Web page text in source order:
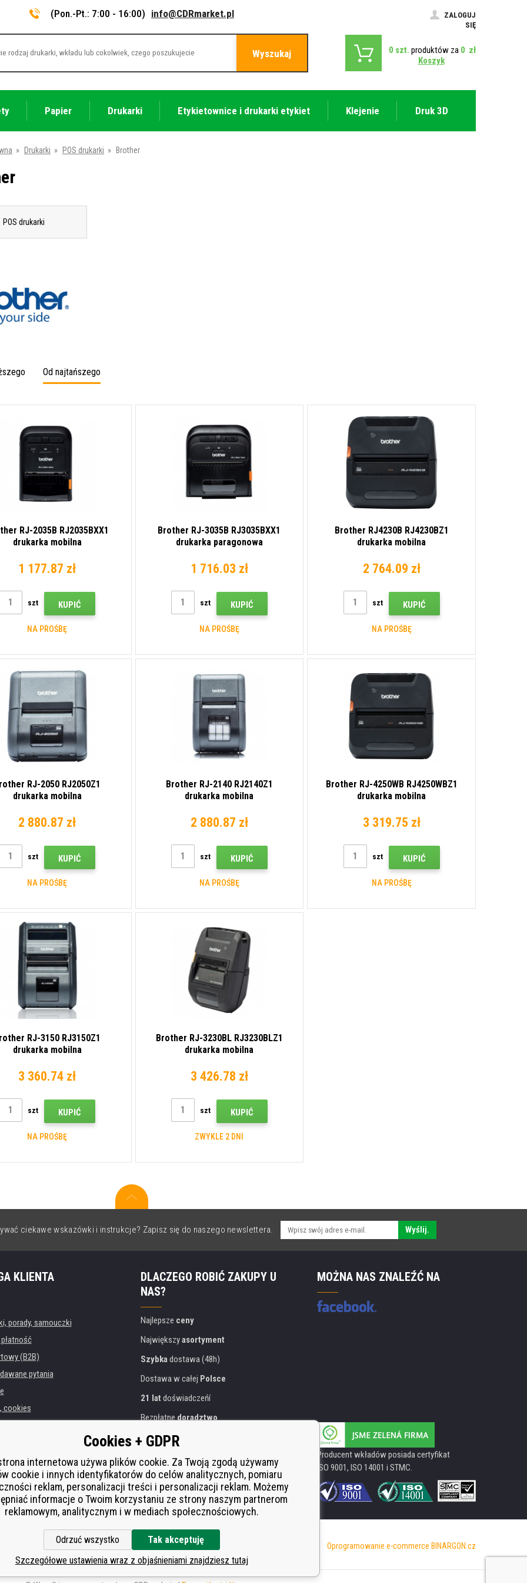
(Pon.-Pt.: 7:00 - 16:00) info@CDRmarket.pl
ZALOGUJ
SIĘ
Wyszukaj 0 szt. produktów za 0 zł
Koszyk
Papier Drukarki Etykietownice i drukarki etykiet Klejenie Druk 3D
» Drukarki » POS drukarki » Brother
POS drukarki
Od najtańszego
RJ-2035B RJ2035BXX1
drukarka mobilna
1 177.87 zł
szt KUPIĆ
NA PROŚBĘ
Brother RJ-3035B RJ3035BXX1
drukarka paragonowa
1 716.03 zł
szt KUPIĆ
NA PROŚBĘ
Brother RJ4230B RJ4230BZ1
drukarka mobilna
2 764.09 zł
szt KUPIĆ
NA PROŚBĘ
RJ-2050 RJ2050Z1
drukarka mobilna
2 880.87 zł
szt KUPIĆ
NA PROŚBĘ
Brother RJ-2140 RJ2140Z1
drukarka mobilna
2 880.87 zł
szt KUPIĆ
NA PROŚBĘ
Brother RJ-4250WB RJ4250WBZ1
drukarka mobilna
3 319.75 zł
szt KUPIĆ
NA PROŚBĘ
RJ-3150 RJ3150Z1
drukarka mobilna
3 360.74 zł
szt KUPIĆ
NA PROŚBĘ
Brother RJ-3230BL RJ3230BLZ1
drukarka mobilna
3 426.78 zł
szt KUPIĆ
ZWYKLE 2 DNI
ciekawe wskazówki i instrukcje? Zapisz się do naszego newslettera. Wyślij.
KLIENTA
porady, samouczki
(B2B)
pytania
cookies
zastępcza
od smlouvy
DLACZEGO ROBIĆ ZAKUPY U
NAS?
Najlepsze ceny
Największyasortyment
Szybkadostawa (48h)
Dostawa w całej Polsce
21 lat doświadczeńí
Bezpłatnedoradztwo
Przyjazne podejście
Złoty certyfikat
Heureka
Bezpiecznepłatności online
MOŻNA NAS ZNALEŹĆ NA
Producent wkładów posiada certyfikat
ISO 9001, ISO 14001 i STMC.
Oprogramowanie e-commerce BINARGON.cz
Cookies + GDPR
internetowa używa plików cookie. Za Twoją zgodą używamy
cookie i innych identyfikatorów do celów analitycznych, pomiaru
reklam, personalizacji treści i personalizacji reklam. Możemy
informacje o Twoim korzystaniu ze strony naszym partnerom
reklamowym, analitycznym i w mediach społecznościowych.
Odrzuć wszystko
Tak akceptuję
Szczegółowe ustawienia wraz z objaśnieniami znajdziesz tutaj